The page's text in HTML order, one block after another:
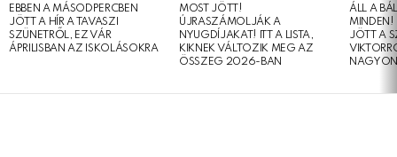
EBBEN A MÁSODPERCBEN
JÖTT A HÍR A TAVASZI
SZÜNETRŐL, EZ VÁR
ÁPRILISBAN AZ ISKOLÁSOKRA
MOST JÖTT!
ÚJRASZÁMOLJÁK A
NYUGDÍJAKAT! ITT A LISTA,
KIKNEK VÁLTOZIK MEG AZ
ÖSSZEG 2026-BAN
ÁLL A
MINDEN!
JÖTT A